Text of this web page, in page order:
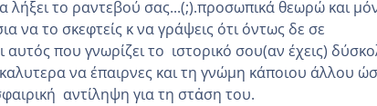
λήξει το ραντεβού σας...(;).προσωπικά θεωρώ και
να το σκεφτείς κ να γράψεις ότι όντως δε σε
αυτός που γνωρίζει το ιστορικό σου(αν έχεις)
να έπαιρνες και τη γνώμη κάποιου άλλου
αντίληψη για τη στἀση του.